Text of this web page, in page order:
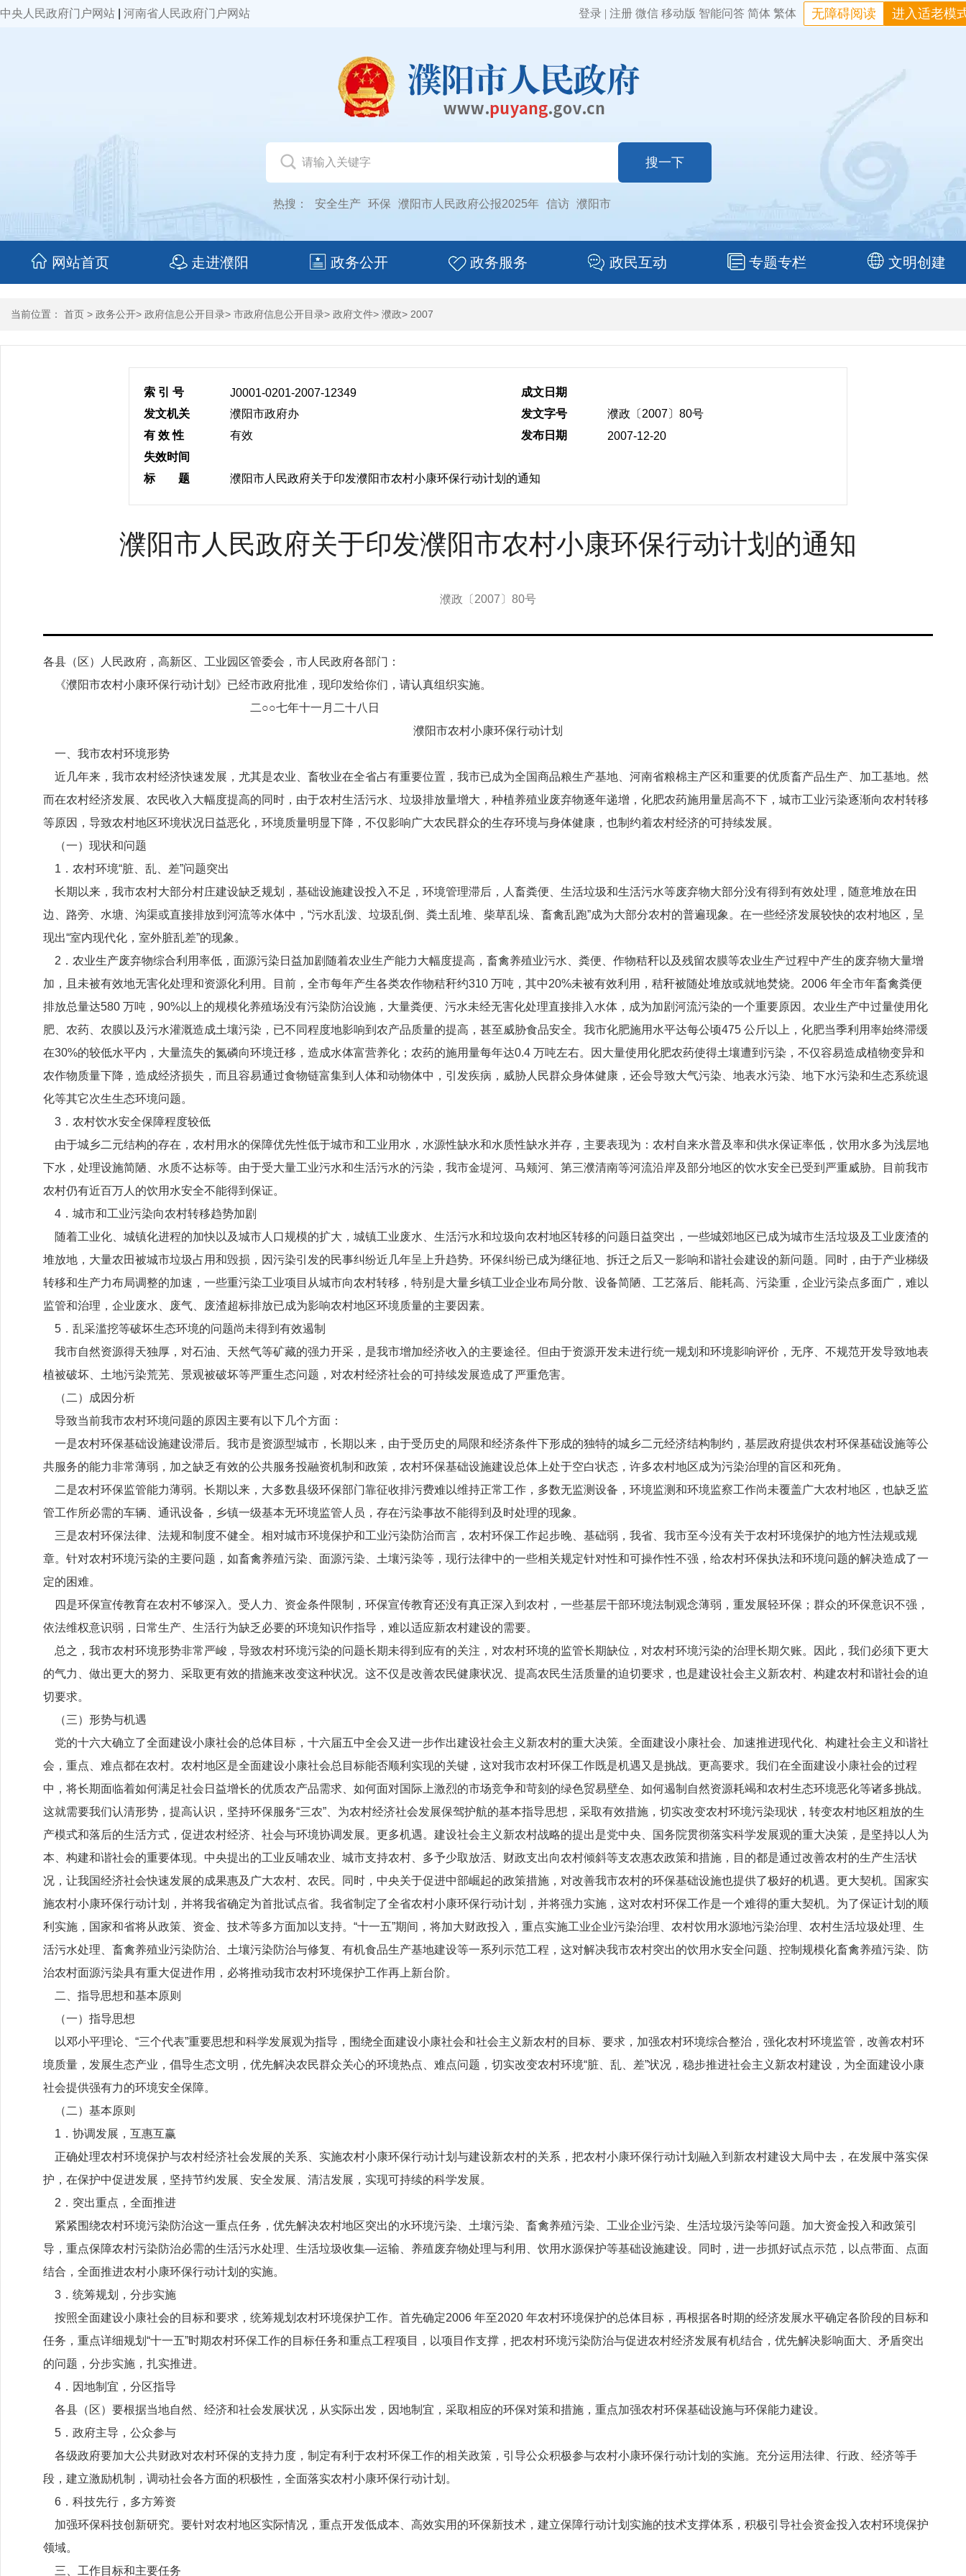
中央人民政府门户网站 河南省人民政府门户网站 登录 | 注册 微信 移动版 智能问答 简体 繁体 无障碍阅读 进入适老模
热搜： 安全生产 环保 濮阳市人民政府公报2025年 信访 濮阳市
网站首页 走进濮阳 政务公开 政务服务 政民互动 专题专栏 文明创建
当前位置： 首页 > 政务公开> 政府信息公开目录> 市政府信息公开目录> 政府文件> 濮政> 2007
索 引 号 J0001-0201-2007-12349
成文日期
发文机关
濮阳市政府办 发文字号
濮政〔2007〕80号
有 效 性
有效 发布日期
2007-12-20
失效时间
标 题
濮阳市人民政府关于印发濮阳市农村小康环保行动计划的通知
濮阳市人民政府关于印发濮阳市农村小康环保行动计划的通知
濮政〔2007〕80号
各县（区）人民政府，高新区、工业园区管委会，市人民政府各部门：
《濮阳市农村小康环保行动计划》已经市政府批准，现印发给你们，请认真组织实施。
二○○七年十一月二十八日
濮阳市农村小康环保行动计划
一、我市农村环境形势
近几年来，我市农村经济快速发展，尤其是农业、畜牧业在全省占有重要位置，我市已成为全国商品粮生产基地、河南省粮棉主产区和重要的优质畜产品生产、加工基地。然
而在农村经济发展、农民收入大幅度提高的同时，由于农村生活污水、垃圾排放量增大，种植养殖业废弃物逐年递增，化肥农药施用量居高不下，城市工业污染逐渐向农村转移
等原因，导致农村地区环境状况日益恶化，环境质量明显下降，不仅影响广大农民群众的生存环境与身体健康，也制约着农村经济的可持续发展。
（一）现状和问题
1．农村环境“脏、乱、差”问题突出
长期以来，我市农村大部分村庄建设缺乏规划，基础设施建设投入不足，环境管理滞后，人畜粪便、生活垃圾和生活污水等废弃物大部分没有得到有效处理，随意堆放在田
边、路旁、水塘、沟渠或直接排放到河流等水体中，“污水乱泼、垃圾乱倒、粪土乱堆、柴草乱垛、畜禽乱跑”成为大部分农村的普遍现象。在一些经济发展较快的农村地区，呈
现出“室内现代化，室外脏乱差”的现象。
2．农业生产废弃物综合利用率低，面源污染日益加剧随着农业生产能力大幅度提高，畜禽养殖业污水、粪便、作物秸秆以及残留农膜等农业生产过程中产生的废弃物大量增
加，且未被有效地无害化处理和资源化利用。目前，全市每年产生各类农作物秸秆约310 万吨，其中20%未被有效利用，秸秆被随处堆放或就地焚烧。2006 年全市年畜禽粪便
排放总量达580 万吨，90%以上的规模化养殖场没有污染防治设施，大量粪便、污水未经无害化处理直接排入水体，成为加剧河流污染的一个重要原因。农业生产中过量使用化
肥、农药、农膜以及污水灌溉造成土壤污染，已不同程度地影响到农产品质量的提高，甚至威胁食品安全。我市化肥施用水平达每公顷475 公斤以上，化肥当季利用率始终滞缓
在30%的较低水平内，大量流失的氮磷向环境迁移，造成水体富营养化；农药的施用量每年达0.4 万吨左右。因大量使用化肥农药使得土壤遭到污染，不仅容易造成植物变异和
农作物质量下降，造成经济损失，而且容易通过食物链富集到人体和动物体中，引发疾病，威胁人民群众身体健康，还会导致大气污染、地表水污染、地下水污染和生态系统退
化等其它次生生态环境问题。
3．农村饮水安全保障程度较低
由于城乡二元结构的存在，农村用水的保障优先性低于城市和工业用水，水源性缺水和水质性缺水并存，主要表现为：农村自来水普及率和供水保证率低，饮用水多为浅层地
下水，处理设施简陋、水质不达标等。由于受大量工业污水和生活污水的污染，我市金堤河、马颊河、第三濮清南等河流沿岸及部分地区的饮水安全已受到严重威胁。目前我市
农村仍有近百万人的饮用水安全不能得到保证。
4．城市和工业污染向农村转移趋势加剧
随着工业化、城镇化进程的加快以及城市人口规模的扩大，城镇工业废水、生活污水和垃圾向农村地区转移的问题日益突出，一些城郊地区已成为城市生活垃圾及工业废渣的
堆放地，大量农田被城市垃圾占用和毁损，因污染引发的民事纠纷近几年呈上升趋势。环保纠纷已成为继征地、拆迁之后又一影响和谐社会建设的新问题。同时，由于产业梯级
转移和生产力布局调整的加速，一些重污染工业项目从城市向农村转移，特别是大量乡镇工业企业布局分散、设备简陋、工艺落后、能耗高、污染重，企业污染点多面广，难以
监管和治理，企业废水、废气、废渣超标排放已成为影响农村地区环境质量的主要因素。
5．乱采滥挖等破坏生态环境的问题尚未得到有效遏制
我市自然资源得天独厚，对石油、天然气等矿藏的强力开采，是我市增加经济收入的主要途径。但由于资源开发未进行统一规划和环境影响评价，无序、不规范开发导致地表
植被破坏、土地污染荒芜、景观被破坏等严重生态问题，对农村经济社会的可持续发展造成了严重危害。
（二）成因分析
导致当前我市农村环境问题的原因主要有以下几个方面：
一是农村环保基础设施建设滞后。我市是资源型城市，长期以来，由于受历史的局限和经济条件下形成的独特的城乡二元经济结构制约，基层政府提供农村环保基础设施等公
共服务的能力非常薄弱，加之缺乏有效的公共服务投融资机制和政策，农村环保基础设施建设总体上处于空白状态，许多农村地区成为污染治理的盲区和死角。
二是农村环保监管能力薄弱。长期以来，大多数县级环保部门靠征收排污费难以维持正常工作，多数无监测设备，环境监测和环境监察工作尚未覆盖广大农村地区，也缺乏监
管工作所必需的车辆、通讯设备，乡镇一级基本无环境监管人员，存在污染事故不能得到及时处理的现象。
三是农村环保法律、法规和制度不健全。相对城市环境保护和工业污染防治而言，农村环保工作起步晚、基础弱，我省、我市至今没有关于农村环境保护的地方性法规或规
章。针对农村环境污染的主要问题，如畜禽养殖污染、面源污染、土壤污染等，现行法律中的一些相关规定针对性和可操作性不强，给农村环保执法和环境问题的解决造成了一
定的困难。
四是环保宣传教育在农村不够深入。受人力、资金条件限制，环保宣传教育还没有真正深入到农村，一些基层干部环境法制观念薄弱，重发展轻环保；群众的环保意识不强，
依法维权意识弱，日常生产、生活行为缺乏必要的环境知识作指导，难以适应新农村建设的需要。
总之，我市农村环境形势非常严峻，导致农村环境污染的问题长期未得到应有的关注，对农村环境的监管长期缺位，对农村环境污染的治理长期欠账。因此，我们必须下更大
的气力、做出更大的努力、采取更有效的措施来改变这种状况。这不仅是改善农民健康状况、提高农民生活质量的迫切要求，也是建设社会主义新农村、构建农村和谐社会的迫
切要求。
（三）形势与机遇
党的十六大确立了全面建设小康社会的总体目标，十六届五中全会又进一步作出建设社会主义新农村的重大决策。全面建设小康社会、加速推进现代化、构建社会主义和谐社
会，重点、难点都在农村。农村地区是全面建设小康社会总目标能否顺利实现的关键，这对我市农村环保工作既是机遇又是挑战。更高要求。我们在全面建设小康社会的过程
中，将长期面临着如何满足社会日益增长的优质农产品需求、如何面对国际上激烈的市场竞争和苛刻的绿色贸易壁垒、如何遏制自然资源耗竭和农村生态环境恶化等诸多挑战。
这就需要我们认清形势，提高认识，坚持环保服务“三农”、为农村经济社会发展保驾护航的基本指导思想，采取有效措施，切实改变农村环境污染现状，转变农村地区粗放的生
产模式和落后的生活方式，促进农村经济、社会与环境协调发展。更多机遇。建设社会主义新农村战略的提出是党中央、国务院贯彻落实科学发展观的重大决策，是坚持以人为
本、构建和谐社会的重要体现。中央提出的工业反哺农业、城市支持农村、多予少取放活、财政支出向农村倾斜等支农惠农政策和措施，目的都是通过改善农村的生产生活状
况，让我国经济社会快速发展的成果惠及广大农村、农民。同时，中央关于促进中部崛起的政策措施，对改善我市农村的环保基础设施也提供了极好的机遇。更大契机。国家实
施农村小康环保行动计划，并将我省确定为首批试点省。我省制定了全省农村小康环保行动计划，并将强力实施，这对农村环保工作是一个难得的重大契机。为了保证计划的顺
利实施，国家和省将从政策、资金、技术等多方面加以支持。“十一五”期间，将加大财政投入，重点实施工业企业污染治理、农村饮用水源地污染治理、农村生活垃圾处理、生
活污水处理、畜禽养殖业污染防治、土壤污染防治与修复、有机食品生产基地建设等一系列示范工程，这对解决我市农村突出的饮用水安全问题、控制规模化畜禽养殖污染、防
治农村面源污染具有重大促进作用，必将推动我市农村环境保护工作再上新台阶。
二、指导思想和基本原则
（一）指导思想
以邓小平理论、“三个代表”重要思想和科学发展观为指导，围绕全面建设小康社会和社会主义新农村的目标、要求，加强农村环境综合整治，强化农村环境监管，改善农村环
境质量，发展生态产业，倡导生态文明，优先解决农民群众关心的环境热点、难点问题，切实改变农村环境“脏、乱、差”状况，稳步推进社会主义新农村建设，为全面建设小康
社会提供强有力的环境安全保障。
（二）基本原则
1．协调发展，互惠互赢
正确处理农村环境保护与农村经济社会发展的关系、实施农村小康环保行动计划与建设新农村的关系，把农村小康环保行动计划融入到新农村建设大局中去，在发展中落实保
护，在保护中促进发展，坚持节约发展、安全发展、清洁发展，实现可持续的科学发展。
2．突出重点，全面推进
紧紧围绕农村环境污染防治这一重点任务，优先解决农村地区突出的水环境污染、土壤污染、畜禽养殖污染、工业企业污染、生活垃圾污染等问题。加大资金投入和政策引
导，重点保障农村污染防治必需的生活污水处理、生活垃圾收集—运输、养殖废弃物处理与利用、饮用水源保护等基础设施建设。同时，进一步抓好试点示范，以点带面、点面
结合，全面推进农村小康环保行动计划的实施。
3．统筹规划，分步实施
按照全面建设小康社会的目标和要求，统筹规划农村环境保护工作。首先确定2006 年至2020 年农村环境保护的总体目标，再根据各时期的经济发展水平确定各阶段的目标和
任务，重点详细规划“十一五”时期农村环保工作的目标任务和重点工程项目，以项目作支撑，把农村环境污染防治与促进农村经济发展有机结合，优先解决影响面大、矛盾突出
的问题，分步实施，扎实推进。
4．因地制宜，分区指导
各县（区）要根据当地自然、经济和社会发展状况，从实际出发，因地制宜，采取相应的环保对策和措施，重点加强农村环保基础设施与环保能力建设。
5．政府主导，公众参与
各级政府要加大公共财政对农村环保的支持力度，制定有利于农村环保工作的相关政策，引导公众积极参与农村小康环保行动计划的实施。充分运用法律、行政、经济等手
段，建立激励机制，调动社会各方面的积极性，全面落实农村小康环保行动计划。
6．科技先行，多方筹资
加强环保科技创新研究。要针对农村地区实际情况，重点开发低成本、高效实用的环保新技术，建立保障行动计划实施的技术支撑体系，积极引导社会资金投入农村环境保护
领域。
三、工作目标和主要任务